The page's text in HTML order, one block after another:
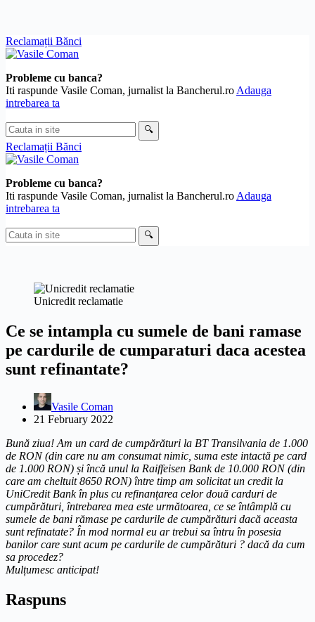
Skip
to
Reclamații Bănci
Probleme cu banca?
Iti raspunde Vasile Coman, jurnalist la Bancherul.ro Adauga
intrebarea ta
Cauta
in
site
🔍
Reclamații Bănci
Probleme cu banca?
Iti raspunde Vasile Coman, jurnalist la Bancherul.ro Adauga
intrebarea ta
Cauta
in
🔍
Unicredit reclamatie
Ce se intampla cu sumele de bani ramase
pe cardurile de cumparaturi daca acestea
sunt refinantate?
Vasile Coman
21 February 2022
Bună ziua! Am un card de cumpărături la BT Transilvania de 1.000
de RON (din care nu am consumat nimic, suma este intactă pe card
de 1.000 RON) și încă unul la Raiffeisen Bank de 10.000 RON (din
care am cheltuit 8650 RON) între timp am solicitat un credit la
UniCredit Bank în plus cu refinanțarea celor două carduri de
cumpărături, întrebarea mea este următoarea, ce se întâmplă cu
sumele de bani rămase pe cardurile de cumpărături dacă aceasta
sunt refinatate? În mod normal eu ar trebui sa întru în posesia
banilor care sunt acum pe cardurile de cumpărături ? dacă da cum
sa procedez?
Mulțumesc anticipat!
Raspuns